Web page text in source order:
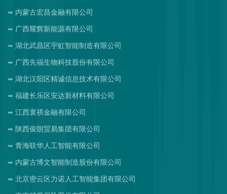
内蒙古宏昌金融有限公司
广西耀辉新能源有限公司
湖北武昌区宇虹智能制造有限公司
广西先福生物科技股份有限公司
湖北汉阳区精诚信息技术有限公司
福建长乐区安达新材料有限公司
江西寰祺金融有限公司
陕西俊朗贸易集团有限公司
青海联华人工智能有限公司
内蒙古博文智能制造股份有限公司
北京密云区力诺人工智能集团有限公司